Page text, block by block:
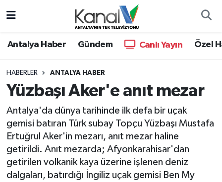
Antalya Haber Gündem Canlı Yayın Özel
HABERLER ANTALYA HABER
Yüzbaşı Aker'e anıt mezar
Antalya'da dünya tarihinde ilk defa bir uçak
gemisi batıran Türk subay Topçu Yüzbaşı Mustafa
Ertuğrul Aker'in mezarı, anıt mezar haline
getirildi. Anıt mezarda; Afyonkarahisar'dan
getirilen volkanik kaya üzerine işlenen deniz
dalgaları, batırdığı İngiliz uçak gemisi Ben My
Antalya Haber
Dünya
Eğitim
Ekonomi
Gündem
Hava Durumu
Trafik Durumu
Süper Lig Puan Durumu ve Fikstür
Tüm Manşetler
Son Dakika Haberleri